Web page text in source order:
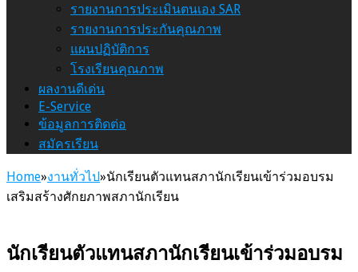
รายงานการประเมินตนเอง SAR
รายงานการประกันคุณภาพ
แผนปฏิบัติการ
โรงเรียนคุณภาพ
ผลงานดีเด่น
E-Service
ข้อมูลการติดต่อ
สมัครเรียน
Home»งานทั่วไป»นักเรียนตัวแทนสภานักเรียนเข้าร่วมอบรม
เสริมสร้างศักยภาพสภานักเรียน
นักเรียนตัวแทนสภานักเรียนเข้าร่วมอบรม